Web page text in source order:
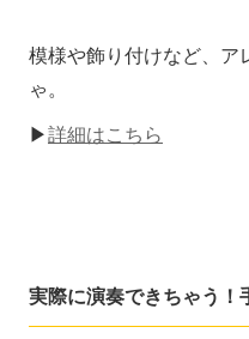
模様や飾り付けなど、ア
ゃ。
▶詳細はこちら
実際に演奏できちゃう！